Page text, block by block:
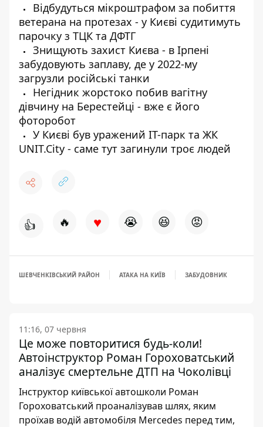
Відбудуться мікроштрафом за побиття
ветерана на протезах - у Києві судитимуть
парочку з ТЦК та ДФТГ
Знищують захист Києва - в Ірпені
забудовують заплаву, де у 2022-му
загрузли російські танки
Негідник жорстоко побив вагітну
дівчину на Берестейці - вже є його
фоторобот
У Києві був уражений ІТ-парк та ЖК
UNIT.City - саме тут загинули троє людей
👍 🔥 ♥ 😭 😆 😡
ШЕВЧЕНКІВСЬКИЙ РАЙОН АТАКА НА КИЇВ ЗАБУДОВНИК
11:16, 07 червня
Це може повторитися будь-коли!
Автоінструктор Роман Гороховатський
аналізує смертельне ДТП на Чоколівці
Інструктор київської автошколи Роман
Гороховатський проаналізував шлях, яким
проїхав водій автомобіля Mercedes перед тим,